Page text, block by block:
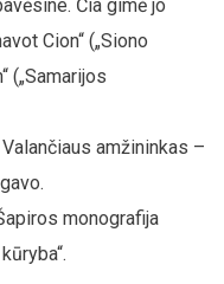
Čia gimė jo
Cion“ („Siono
(„Samarijos
amžininkas –
monografija